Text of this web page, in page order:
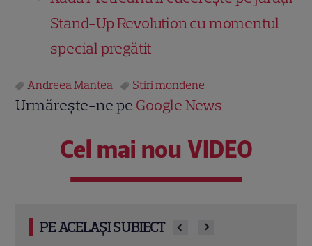
Stand-Up Revolution cu momentul
special pregătit
Andreea Mantea Stiri mondene
Urmărește-ne pe Google News
Cel mai nou VIDEO
PE ACELAȘI SUBIECT